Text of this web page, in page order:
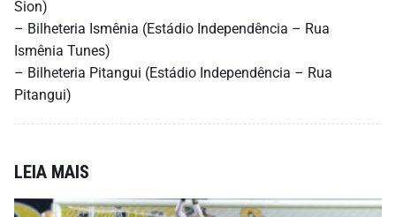
Sion)
– Bilheteria Ismênia (Estádio Independência – Rua
Ismênia Tunes)
– Bilheteria Pitangui (Estádio Independência – Rua
Pitangui)
LEIA MAIS